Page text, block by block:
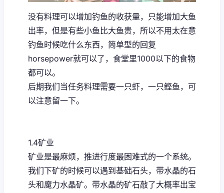
没有料理可以增加钓鱼的收获量，只能增加大鱼
出率，但是有些小鱼比大鱼贵，所以不用太在意
钓鱼时候吃什么东西，简单型的回复
horsepower就可以了，食堂里1000以下的食物
都可以。
后期我们当任务料理需要一只虾，一只鲣鱼，可
以注意留一下。
1.4矿业
矿业是最麻烦，推进行度最困难式的一个系统。
我们下矿的时候可以遇到基础石头，带水晶的石
头和魔力水晶矿。带水晶的矿石敲了大概率出宝